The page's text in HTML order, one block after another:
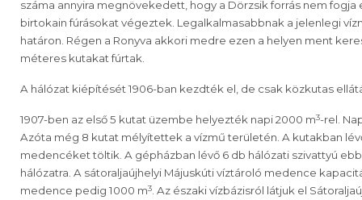
száma annyira megnövekedett, hogy a Dörzsik forrás nem fogja
birtokain fúrásokat végeztek. Legalkalmasabbnak a jelenlegi
határon. Régen a Ronyva akkori medre ezen a helyen ment
méteres kutakat fúrtak.
A hálózat kiépítését 1906-ban kezdték el, de csak közkutas
1907-ben az első 5 kutat üzembe helyezték napi 2000 m3-rel.
Azóta még 8 kutat mélyítettek a vízmű területén. A kutakban
medencéket töltik. A gépházban lévő 6 db hálózati szivattyú
hálózatra. A sátoraljaújhelyi Májuskúti víztároló medence
medence pedig 1000 m3. Az északi vízbázisról látjuk el